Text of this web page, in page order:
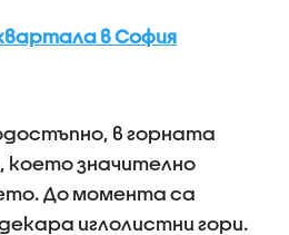
в София
в горната
което значително
До момента са
иглолистни гори.